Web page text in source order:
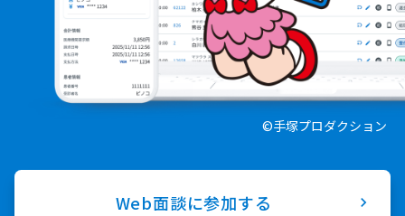
©手塚プロダクション
Web面談に参加する chevron_right